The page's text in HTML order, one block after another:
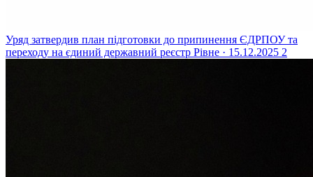
Уряд затвердив план підготовки до припинення ЄДРПОУ та
переходу на єдиний державний реєстр Рівне · 15.12.2025 2